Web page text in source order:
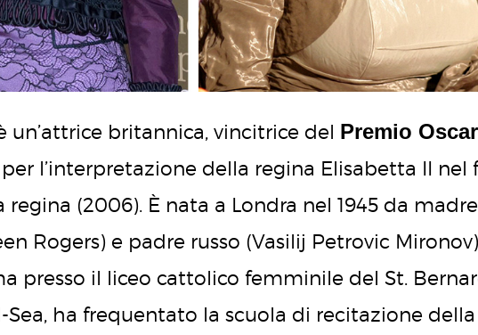
un’attrice britannica, vincitrice del Premio Oscar
l’interpretazione della regina Elisabetta II nel
regina (2006). È nata a Londra nel 1945 da madre
Rogers) e padre russo (Vasilij Petrovic
presso il liceo cattolico femminile del St.
ha frequentato la scuola di recitazione della